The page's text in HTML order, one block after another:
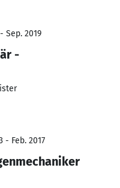
Sep. 2019
-
- Feb. 2017